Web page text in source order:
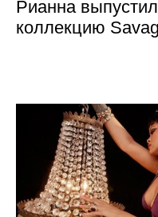
Рианна
коллекцию